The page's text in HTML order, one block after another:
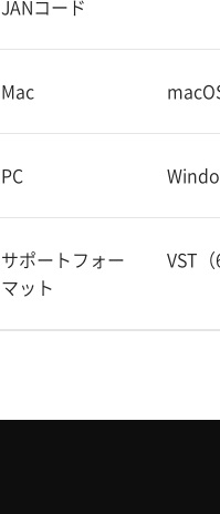
JANコード
Mac
PC
サポートフォー
マット
VST